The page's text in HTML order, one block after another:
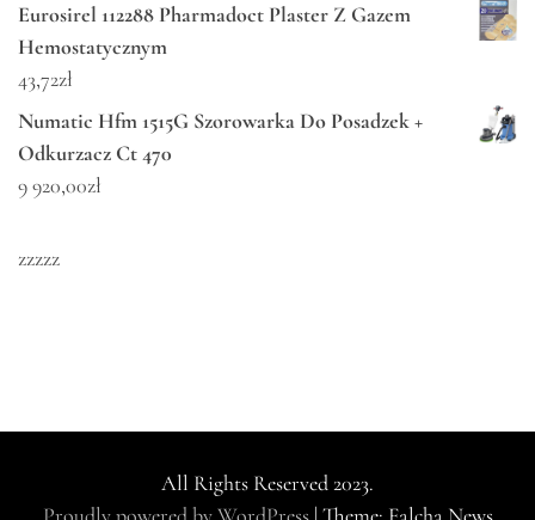
Eurosirel 112288 Pharmadoct Plaster Z Gazem
Hemostatycznym
43,72zł
Numatic Hfm 1515G Szorowarka Do Posadzek +
Odkurzacz Ct 470
9 920,00zł
zzzzz
All Rights Reserved 2023.